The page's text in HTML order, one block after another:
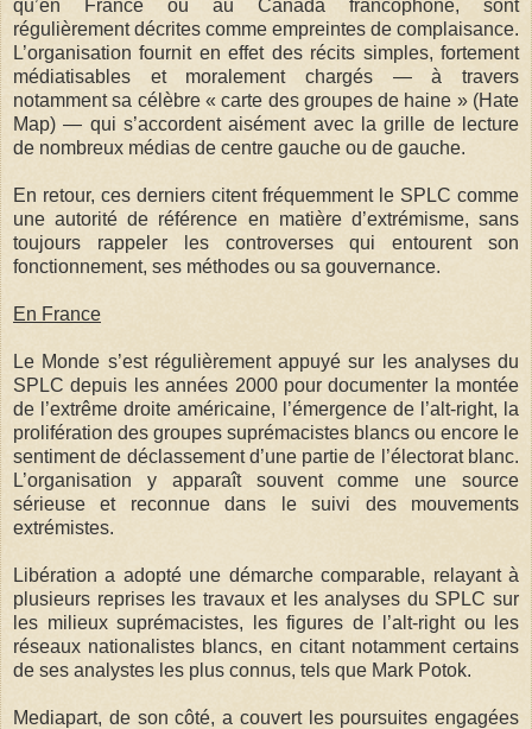
qu’en France ou au Canada francophone, sont
régulièrement décrites comme empreintes de complaisance.
L’organisation fournit en effet des récits simples, fortement
médiatisables et moralement chargés — à travers
notamment sa célèbre « carte des groupes de haine » (Hate
Map) — qui s’accordent aisément avec la grille de lecture
de nombreux médias de centre gauche ou de gauche.
En retour, ces derniers citent fréquemment le SPLC comme
une autorité de référence en matière d’extrémisme, sans
toujours rappeler les controverses qui entourent son
fonctionnement, ses méthodes ou sa gouvernance.
En France
Le Monde s’est régulièrement appuyé sur les analyses du
SPLC depuis les années 2000 pour documenter la montée
de l’extrême droite américaine, l’émergence de l’alt-right, la
prolifération des groupes suprémacistes blancs ou encore le
sentiment de déclassement d’une partie de l’électorat blanc.
L’organisation y apparaît souvent comme une source
sérieuse et reconnue dans le suivi des mouvements
extrémistes.
Libération a adopté une démarche comparable, relayant à
plusieurs reprises les travaux et les analyses du SPLC sur
les milieux suprémacistes, les figures de l’alt-right ou les
réseaux nationalistes blancs, en citant notamment certains
de ses analystes les plus connus, tels que Mark Potok.
Mediapart, de son côté, a couvert les poursuites engagées